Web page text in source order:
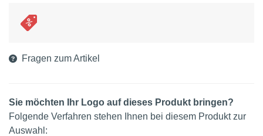
Fragen zum Artikel
Sie möchten Ihr Logo auf dieses Produkt bringen?
Folgende Verfahren stehen Ihnen bei diesem Produkt zur
Auswahl: